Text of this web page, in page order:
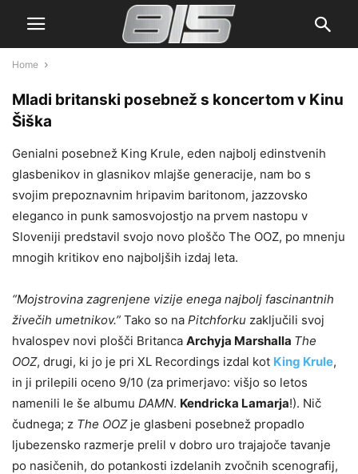
Home
Mladi britanski posebnež s koncertom v Kinu
Šiška
Genialni posebnež King Krule, eden najbolj edinstvenih
glasbenikov in glasnikov mlajše generacije, nam bo s
svojim prepoznavnim hripavim baritonom, jazzovsko
eleganco in punk samosvojostjo na prvem nastopu v
Sloveniji predstavil svojo novo ploščo The OOZ, po mnenju
mnogih kritikov eno najboljših izdaj leta.
“Mojstrovina zagrenjene vizije enega najbolj fascinantnih
živečih umetnikov.” Tako so na Pitchforku zaključili svoj
hvalospev novi plošči Britanca Archyja Marshalla The
OOZ, drugi, ki jo je pri XL Recordings izdal kot King Krule,
in ji prilepili oceno 9/10 (za primerjavo: višjo so letos
namenili le še albumu DAMN. Kendricka Lamarja!). Nič
čudnega; z The OOZje glasbeni posebnež propadlo
ljubezensko razmerje prelil v dobro uro trajajoče tavanje
po nasičenih, do potankosti izdelanih zvočnih scenografij,